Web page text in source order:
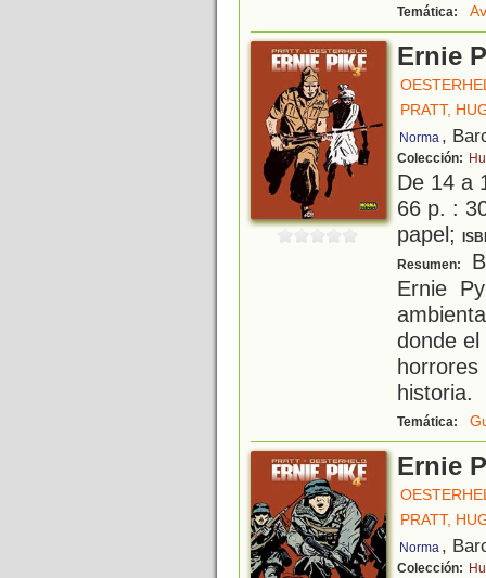
Temática:
Ernie
PRATT,
Norma ,
Colección:
De 14 a
66 p. :
papel;
Resumen:
Ernie
donde
historia.
Temática:
Ernie
PRATT,
Norma ,
Colección: